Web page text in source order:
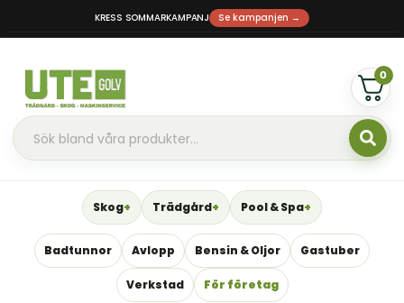
KRESS SOMMARKAMPANJ Se kampanjen →
0
Skog Trädgård Pool & Spa
Badtunnor Avlopp Bensin & Oljor Gastuber
Verkstad För företag